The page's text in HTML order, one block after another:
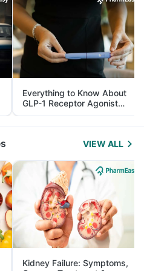
Everything to Know About
GLP-1 Receptor Agonist
and Its Role in Weight
Management
VIEW ALL
Kidney Failure: Symptoms,